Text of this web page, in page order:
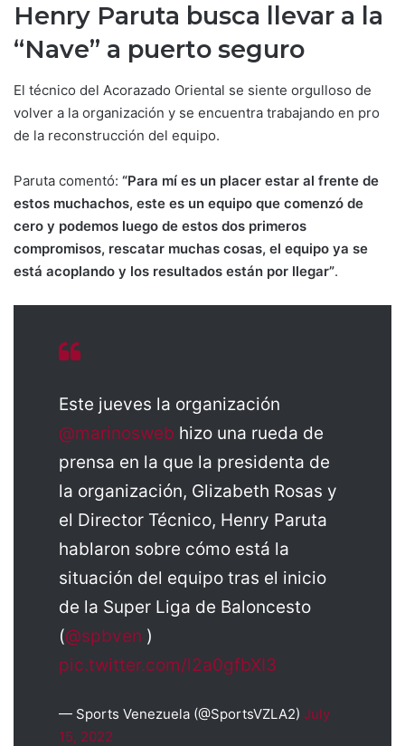
Henry Paruta busca llevar a la
“Nave” a puerto seguro
El técnico del Acorazado Oriental se siente orgulloso de
volver a la organización y se encuentra trabajando en pro
de la reconstrucción del equipo.
Paruta comentó: “Para mí es un placer estar al frente de
estos muchachos, este es un equipo que comenzó de
cero y podemos luego de estos dos primeros
compromisos, rescatar muchas cosas, el equipo ya se
está acoplando y los resultados están por llegar”.
Este jueves la organización
@marinosweb hizo una rueda de
prensa en la que la presidenta de
la organización, Glizabeth Rosas y
el Director Técnico, Henry Paruta
hablaron sobre cómo está la
situación del equipo tras el inicio
de la Super Liga de Baloncesto
(@spbven )
pic.twitter.com/l2a0gfbXI3
— Sports Venezuela (@SportsVZLA2) July
15, 2022